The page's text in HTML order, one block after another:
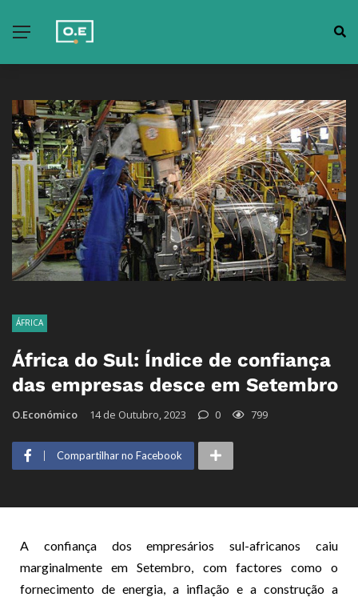
ÁFRICA
África do Sul: Índice de confiança
das empresas desce em Setembro
O.Económico 14 de Outubro, 2023 0 799
Compartilhar no Facebook
A confiança dos empresários sul-africanos caiu
marginalmente em Setembro, com factores como o
fornecimento de energia, a inflação e a construção a